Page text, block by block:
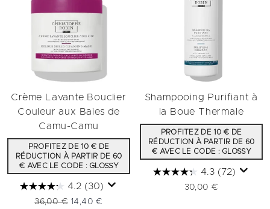
Crème Lavante Bouclier
Couleur aux Baies de
Camu-Camu
PROFITEZ DE 10 € DE
RÉDUCTION À PARTIR DE 60
€ AVEC LE CODE : GLOSSY
4.2 (30)
Prix de vente :
36,00 € Prix ​​actuel :
14,40 €
Shampooing Purifiant à
la Boue Thermale
PROFITEZ DE 10 € DE
RÉDUCTION À PARTIR DE 60
€ AVEC LE CODE : GLOSSY
4.3 (72)
30,00 €